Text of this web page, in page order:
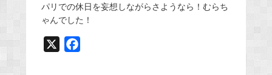
パリでの休日を妄想しながらさようなら！むらち
ゃんでした！